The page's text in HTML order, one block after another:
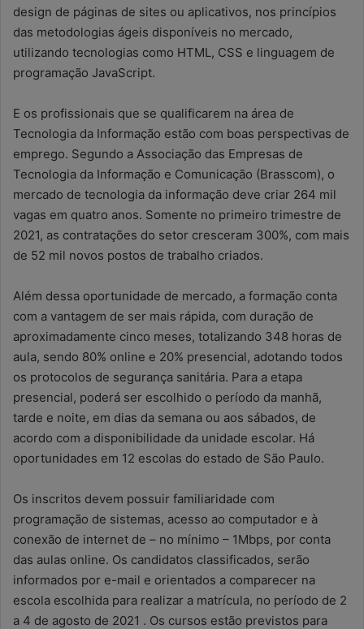
design de páginas de sites ou aplicativos, nos princípios
das metodologias ágeis disponíveis no mercado,
utilizando tecnologias como HTML, CSS e linguagem de
programação JavaScript.
E os profissionais que se qualificarem na área de
Tecnologia da Informação estão com boas perspectivas de
emprego. Segundo a Associação das Empresas de
Tecnologia da Informação e Comunicação (Brasscom), o
mercado de tecnologia da informação deve criar 264 mil
vagas em quatro anos. Somente no primeiro trimestre de
2021, as contratações do setor cresceram 300%, com mais
de 52 mil novos postos de trabalho criados.
Além dessa oportunidade de mercado, a formação conta
com a vantagem de ser mais rápida, com duração de
aproximadamente cinco meses, totalizando 348 horas de
aula, sendo 80% online e 20% presencial, adotando todos
os protocolos de segurança sanitária. Para a etapa
presencial, poderá ser escolhido o período da manhã,
tarde e noite, em dias da semana ou aos sábados, de
acordo com a disponibilidade da unidade escolar. Há
oportunidades em 12 escolas do estado de São Paulo.
Os inscritos devem possuir familiaridade com
programação de sistemas, acesso ao computador e à
conexão de internet de – no mínimo – 1Mbps, por conta
das aulas online. Os candidatos classificados, serão
informados por e-mail e orientados a comparecer na
escola escolhida para realizar a matrícula, no período de 2
a 4 de agosto de 2021 . Os cursos estão previstos para